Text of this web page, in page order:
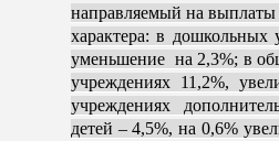
направляемый на
характера: в дошкольных
уменьшение на 2,3%; в
учреждениях 11,2%,
учреждениях
детей – 4,5%, на 0,6%